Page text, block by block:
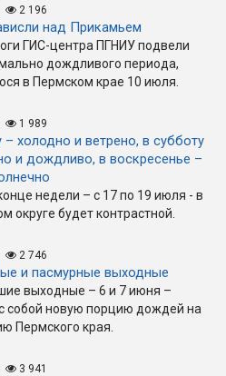
2 196
над Прикамьем
ГИС-центра ПГНИУ подвели
дождливого периода,
в Пермском крае 10 июля.
1 989
– холодно и ветрено, в субботу
и дождливо, в воскресенье –
недели – с 17 по 19 июля - в
округе будет контрастной.
2 746
и пасмурные выходные
выходные – 6 и 7 июня –
собой новую порцию дождей на
Пермского края.
3 941